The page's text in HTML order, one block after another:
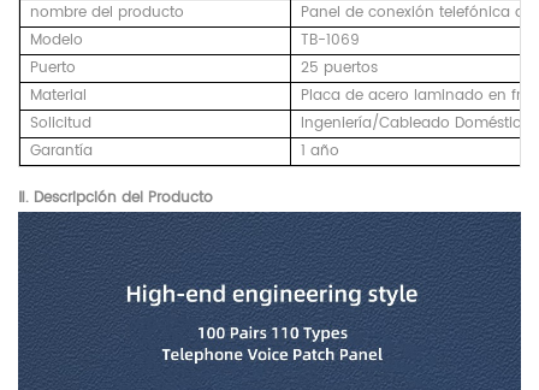
nombre del producto
Panel de conexión telefónica
Modelo
TB-1069
Puerto
25 puertos
Material
Placa de acero laminado en frío
Solicitud
Ingeniería/Cableado Doméstico
Garantía
1 año
Ⅱ. Descripción del Producto